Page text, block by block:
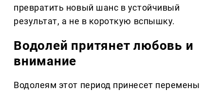
превратить новый шанс в устойчивый
результат, а не в короткую вспышку.
Водолей притянет любовь и
внимание
Водолеям этот период принесет перемены